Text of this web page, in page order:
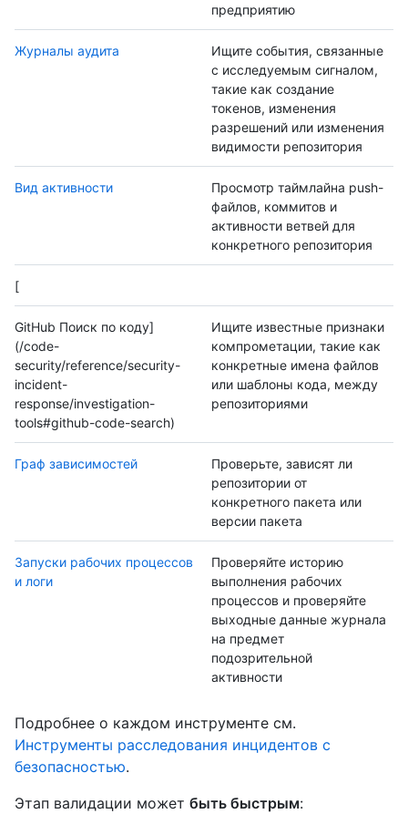
предприятию
Журналы аудита
Ищите события, связанные
с исследуемым сигналом,
такие как создание
токенов, изменения
разрешений или изменения
видимости репозитория
Вид активности
Просмотр таймлайна push-
файлов, коммитов и
активности ветвей для
конкретного репозитория
[
GitHub Поиск по коду]
(/code-
security/reference/security-
incident-
response/investigation-
tools#github-code-search)
Ищите известные признаки
компрометации, такие как
конкретные имена файлов
или шаблоны кода, между
репозиториями
Граф зависимостей
Проверьте, зависят ли
репозитории от
конкретного пакета или
версии пакета
Запуски рабочих процессов
и логи
Проверяйте историю
выполнения рабочих
процессов и проверяйте
выходные данные журнала
на предмет
подозрительной
активности
Подробнее о каждом инструменте см.
Инструменты расследования инцидентов с
безопасностью.
Этап валидации может быть быстрым: